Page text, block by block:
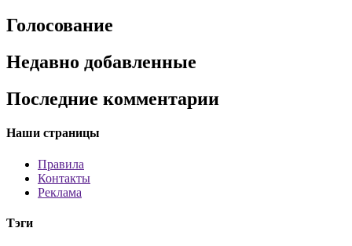
Голосование
Недавно добавленные
Последние комментарии
Наши страницы
Правила
Контакты
Реклама
Тэги